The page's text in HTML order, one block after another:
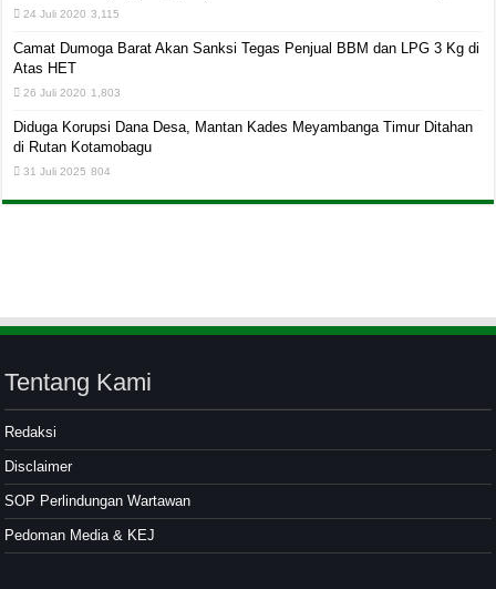
24 Juli 2020 3,115
Camat Dumoga Barat Akan Sanksi Tegas Penjual BBM dan LPG 3 Kg di
Atas HET
26 Juli 2020 1,803
Diduga Korupsi Dana Desa, Mantan Kades Meyambanga Timur Ditahan
di Rutan Kotamobagu
31 Juli 2025 804
Tentang Kami
Redaksi
Disclaimer
SOP Perlindungan Wartawan
Pedoman Media & KEJ